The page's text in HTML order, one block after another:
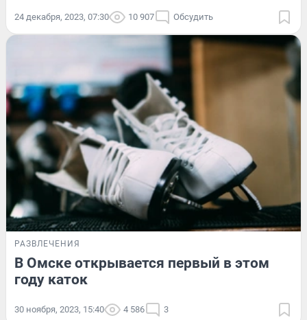
24 декабря, 2023, 07:30 10 907 Обсудить
РАЗВЛЕЧЕНИЯ
В Омске открывается первый в этом
году каток
30 ноября, 2023, 15:40 4 586 3